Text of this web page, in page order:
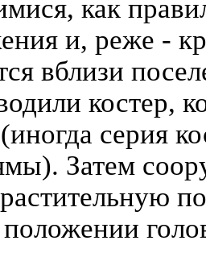
как
и, реже -
вблизи
костер,
серия
Затем